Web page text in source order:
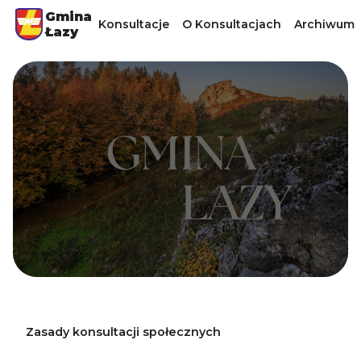
Gmina
Łazy
Konsultacje O Konsultacjach Archiwum
Zasady konsultacji społecznych